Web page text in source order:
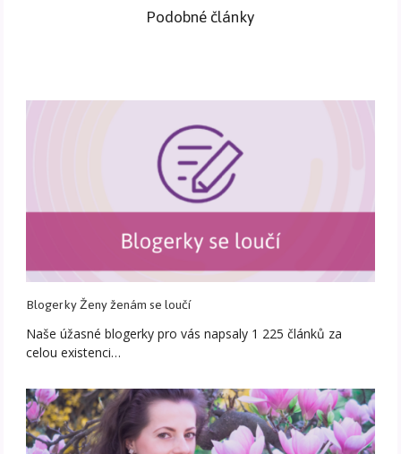
Podobné články
Blogerky Ženy ženám se loučí
Naše úžasné blogerky pro vás napsaly 1 225 článků za
celou existenci…